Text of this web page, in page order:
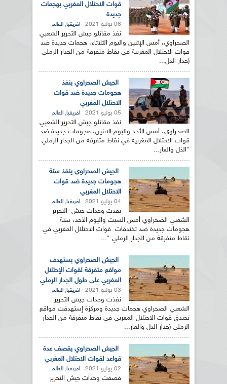
قوات الاحتلال المغربي بهجمات
جديدة
06 يوليو 2021 افريقيا, العالم
نفذ مقاتلو جيش التحرير الشعبي
الصحراوي، أمس الإثنين واليوم الثلاثاء، هجمات جديدة ضد
قوات الاحتلال المغربية في نقاط متفرقة من الجدار الرملي
(جدار الذل...
الجيش الصحراوي ينفذ
هجومات جديدة ضد قوات
الاحتلال المغربي
05 يوليو 2021 افريقيا, العالم
نفذ مقاتلو جيش التحرير الشعبي
الصحراوي، أمس الأحد واليوم الاثنين، هجومات جديدة ضد
قوات الاحتلال المغربية في نقاط متفرقة من الجدار الرملي
"الذل والعار...
الجيش الصحراوي ينفذ ستة
هجومات جديدة ضد قوات
الاحتلال المغربي
04 يوليو 2021 افريقيا, العالم
نفذت وحدات جيش التحرير
الشعبي الصحراوي أمس السبت واليوم الأحد، ستة
هجومات جديدة ضد تخندقات قوات الاحتلال المغربي في
نقاط متفرقة من الجدار الرملي "...
الجيش الصحراوي يستهدف
مواقع متفرقة لقوات الإحتلال
المغربي على طول الجدار الرملي
03 يوليو 2021 افريقيا, العالم
نفذت وحدات جيش التحرير
الشعبي الصحراوي هجمات جديدة ومركزة إستهدفت مواقع
تخندق قوات الاحتلال المغربي في نقاط متفرقة من الجدار
الرملي (جدار الذل والعار...
الجيش الصحراوي يقصف عدة
قواعد لقوات الاحتلال المغربي
02 يوليو 2021 افريقيا, العالم
قصفت وحدات جيش التحرير